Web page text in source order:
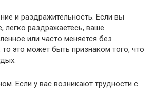
и раздражительность. Если вы
легко раздражаетесь, ваше
или часто меняется без
это может быть признаком того, что
Если у вас возникают трудности с